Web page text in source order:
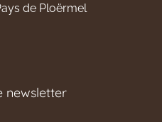
de Ploërmel
newsletter